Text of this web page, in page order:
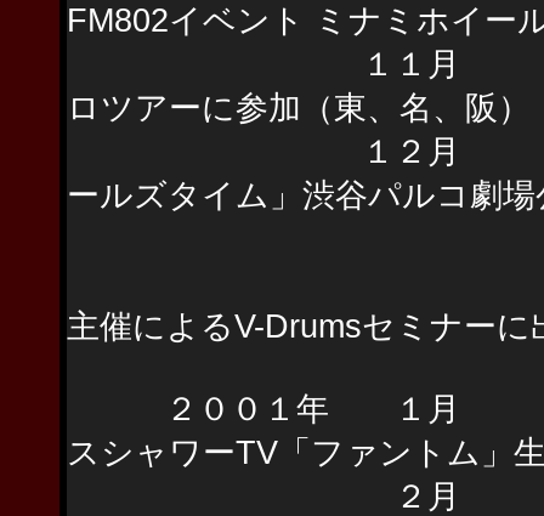
FM802イベント ミナミホイー
１１月 LOVE
ロツアーに参加（東、名、阪）
１２月 宮本亜門
ールズタイム」渋谷パルコ劇
主催によるV-Drumsセミナーに
２００１年 １月
スシャワーTV「ファントム」
２月 宮本亜門